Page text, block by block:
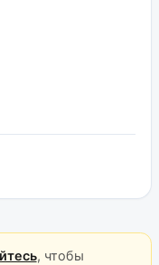
, чтобы